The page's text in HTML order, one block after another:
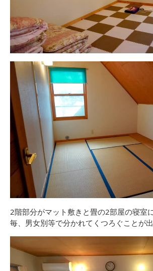
2階部分がマット敷きと畳の2部屋の寝室
毎、男女別等で分かれてくつろぐことが出